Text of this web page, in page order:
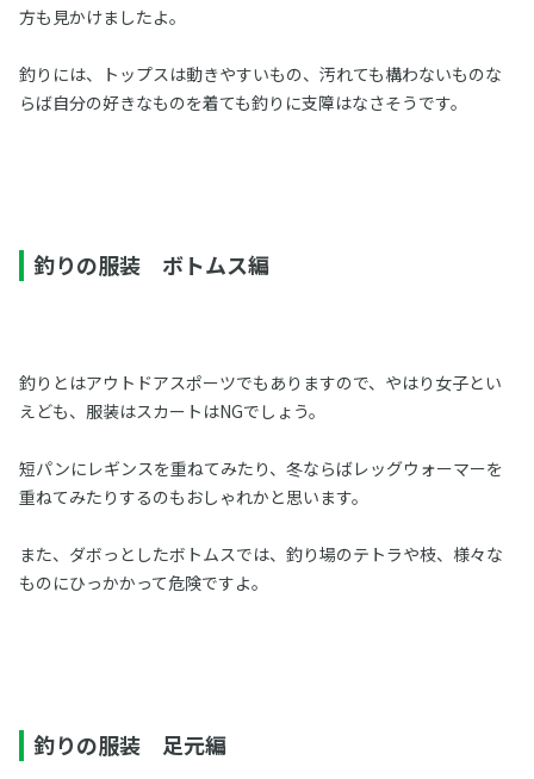
方も見かけましたよ。
釣りには、トップスは動きやすいもの、汚れても構わないものな
らば自分の好きなものを着ても釣りに支障はなさそうです。
釣りの服装 ボトムス編
釣りとはアウトドアスポーツでもありますので、やはり女子とい
えども、服装はスカートはNGでしょう。
短パンにレギンスを重ねてみたり、冬ならばレッグウォーマーを
重ねてみたりするのもおしゃれかと思います。
また、ダボっとしたボトムスでは、釣り場のテトラや枝、様々な
ものにひっかかって危険ですよ。
釣りの服装 足元編